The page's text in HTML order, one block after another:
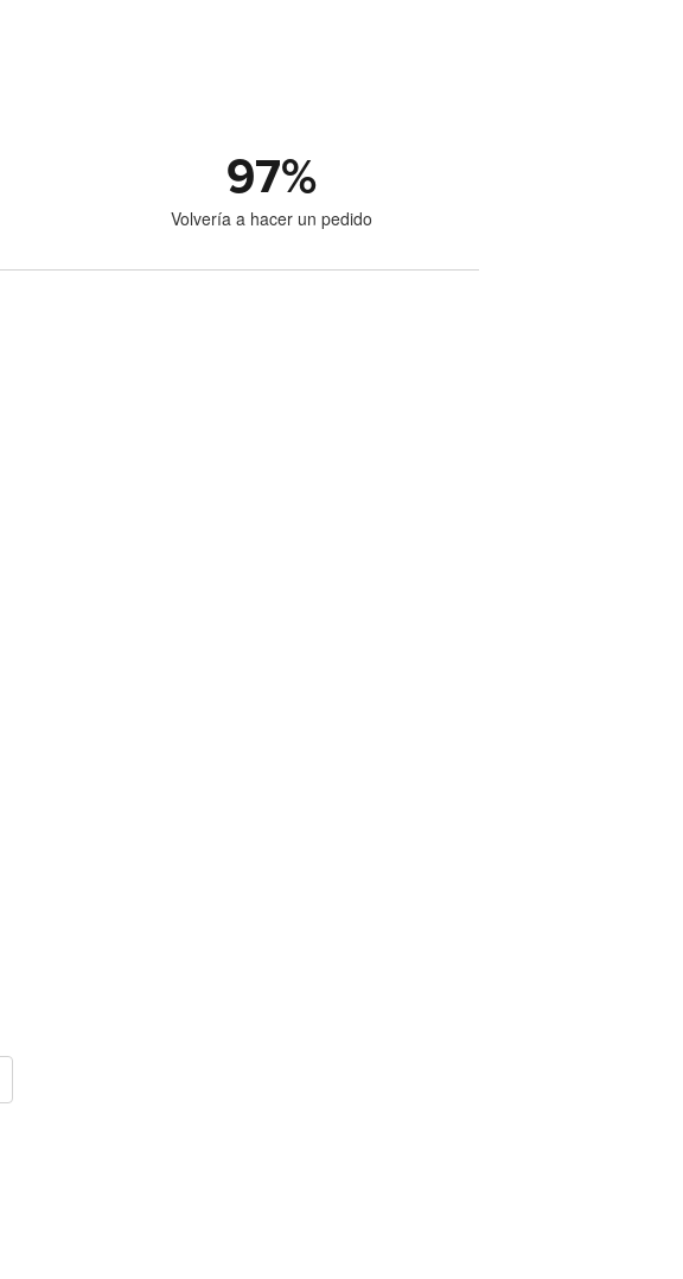
97%
Volvería a hacer un pedido